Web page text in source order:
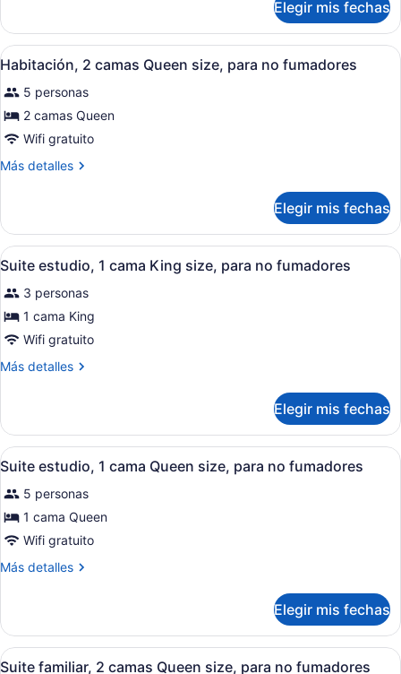
size,
con
acceso
para
personas
discapacitadas
(Mobility,
Roll-
1
cama
Queen
con
acceso
para
personas
discapacitadas
(Mobility,
Shower)
Elegir mis fechas
Abrir
todas
las
fotos
de
Habitación,
Queen
size,
para
fumadores
Habitación de hotel con dos
5
Habitación, 2 camas Queen size, para no fumadores
5 personas
2 camas Queen
Wifi gratuito
Más detalles
Más
2
camas
Queen
para
no
fumadores
Elegir mis fechas
Abrir
todas
las
fotos
de
Suite
estudio,
cama
King
size,
no
fumadores
Una habitación de hotel con una
5
Suite estudio, 1 cama King size, para no fumadores
3 personas
1 cama King
Wifi gratuito
Más detalles
Más
estudio,
cama
size,
para
no
fumadores
Elegir mis fechas
Abrir
todas
las
fotos
de
Suite
estudio,
cama
Queen
size,
Una habitación de hotel con una
5
Suite estudio, 1 cama Queen size, para no fumadores
5 personas
1 cama Queen
Wifi gratuito
Más detalles
Más
estudio,
cama
Elegir mis fechas
Abrir
Una habitación de hotel con
5
Suite familiar, 2 camas Queen size, para no fumadores